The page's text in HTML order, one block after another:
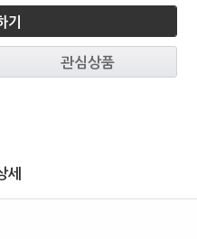
기
관심상품
세